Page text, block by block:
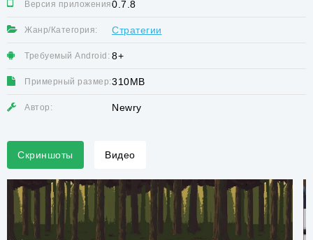
Версия приложения:0.7.8
Жанр/Категория: Стратегии
Требуемый Android: 8+
Примерный размер:310MB
Автор: Newry
Скриншоты Видео